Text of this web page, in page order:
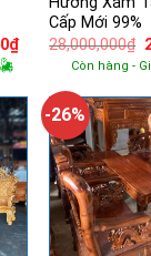
₫Giá
10,000,000₫.
Cấp Mới 99%
28,000,000₫
Còn hàng -
-26%